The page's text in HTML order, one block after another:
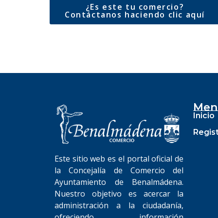
¿Es este tu comercio?
Contáctanos haciendo clic aquí
Este sitio web es el portal oficial de
la Concejalía de Comercio del
Ayuntamiento de Benalmádena.
Nuestro objetivo es acercar la
administración a la ciudadanía,
Inicio